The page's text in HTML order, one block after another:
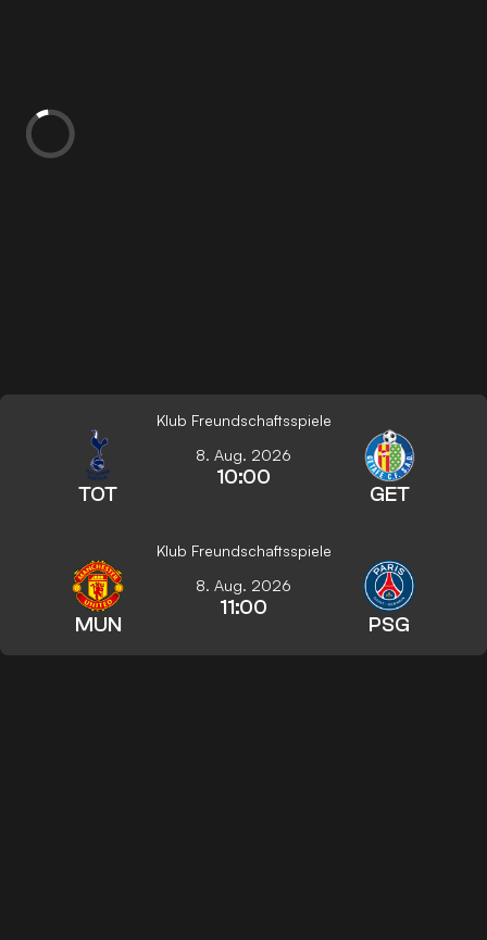
Klub Freundschaftsspiele
TOT
8. Aug. 2026
10:00
GET
Klub Freundschaftsspiele
MUN
8. Aug. 2026
11:00
PSG